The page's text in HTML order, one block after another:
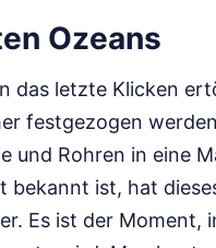
Ozeans
das letzte Klicken
festgezogen
und Rohren in eine
bekannt ist, hat
Es ist der Moment,